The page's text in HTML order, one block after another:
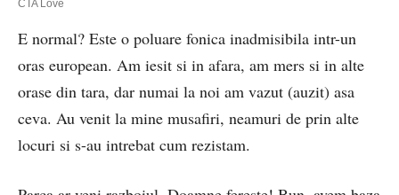
E normal? Este o poluare fonica inadmisibila intr-un
oras european. Am iesit si in afara, am mers si in alte
orase din tara, dar numai la noi am vazut (auzit) asa
ceva. Au venit la mine musafiri, neamuri de prin alte
locuri si s-au intrebat cum rezistam.